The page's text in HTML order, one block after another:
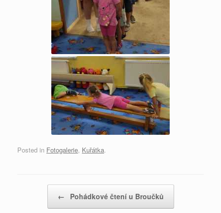
Posted in Fotogalerie, Kuřátka.
← Pohádkové čtení u Broučků